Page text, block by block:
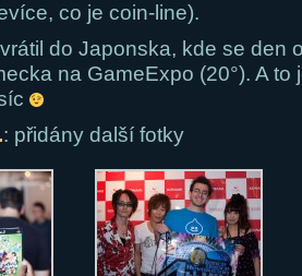
co je coin-line).
do Japonska, kde se den
na GameExpo (20°). A to
: přidány další fotky